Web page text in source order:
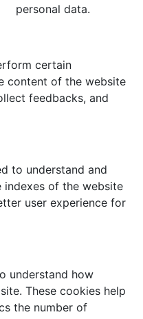
personal data.
certain
content of the website
feedbacks, and
to understand and
indexes of the website
user experience for
understand how
These cookies help
the number of